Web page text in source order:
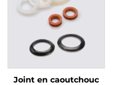
Extérieur
Joint en caoutchouc